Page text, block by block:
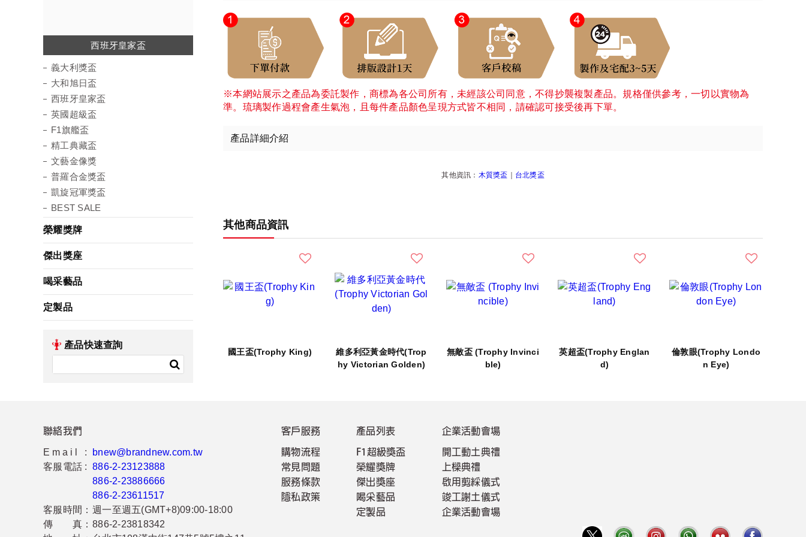
義大利獎盃
大和旭日盃
西班牙皇家盃
英國超級盃
F1旗艦盃
精工典藏盃
文藝金像獎
普羅合金獎盃
凱旋冠軍獎盃
義大利獎盃
大和旭日盃
西班牙皇家盃
英國超級盃
F1旗艦盃
精工典藏盃
文藝金像獎
普羅合金獎盃
凱旋冠軍獎盃
BEST SALE
榮耀獎牌
傑出獎座
喝采藝品
定製品
產品快速查詢
※本網站展示之產品為委託製作，商標為各公司所有，未經該公司同意，不得抄襲複製產品。規格僅供參考，一切以實物為
準。琉璃製作過程會產生氣泡，且每件產品顏色呈現方式皆不相同，請確認可接受後再下單。
產品詳細介紹
其他資訊： 木質獎盃 台北獎盃
其他商品資訊
國王盃(Trophy King)
維多利亞黃金時代(Trop
hy Victorian Golden)
無敵盃 (Trophy Invinci
ble)
英超盃(Trophy Englan
d)
倫敦眼(Trophy Londo
n Eye)
聯絡我們
Email :
bnew@brandnew.com.tw
客服電話 : 886-2-23123888
886-2-23886666
886-2-23611517
客服時間： 週一至週五(GMT+8)09:00-18:00
傳 真： 886-2-23818342
客戶服務
購物流程
常見問題
服務條款
隱私政策
產品列表
F1超級獎盃
榮耀獎牌
傑出獎座
喝采藝品
定製品
企業活動會場
開工動土典禮
上樑典禮
啟用剪綵儀式
竣工謝土儀式
企業活動會場